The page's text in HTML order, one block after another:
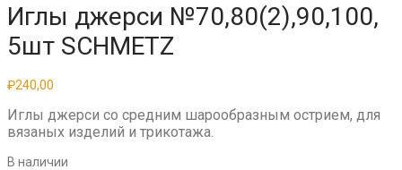
Иглы джерси №70,80(2),90,100,
5шт SCHMETZ
₽240,00
Иглы джерси со средним шарообразным острием, для
вязаных изделий и трикотажа.
В наличии